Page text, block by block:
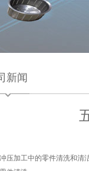
新闻
压加工中的零件清洗和清